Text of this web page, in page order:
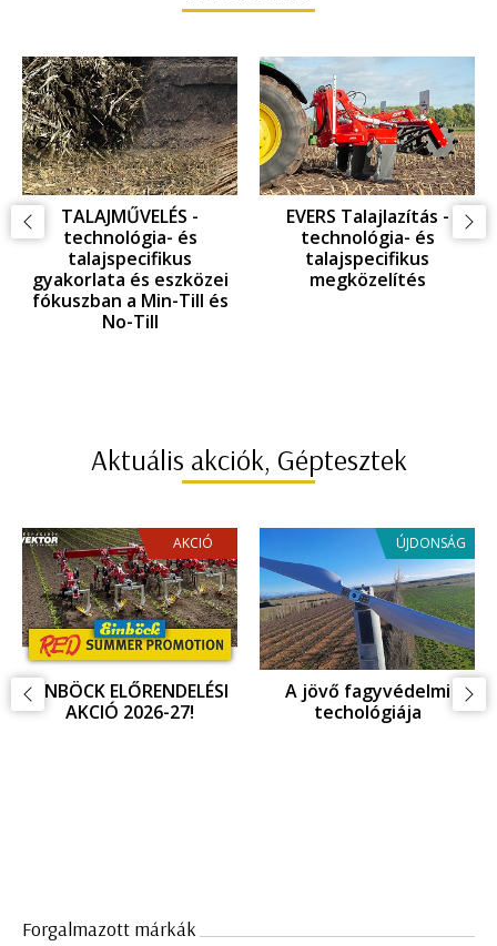
TALAJMŰVELÉS -
technológia- és
talajspecifikus
gyakorlata és eszközei
fókuszban a Min-Till és
No-Till
EVERS Talajlazítás -
technológia- és
talajspecifikus
megközelítés
Aktuális akciók, Géptesztek
AKCIÓ
EINBÖCK ELŐRENDELÉSI
AKCIÓ 2026-27!
ÚJDONSÁG
A jövő fagyvédelmi
techológiája
Forgalmazott márkák